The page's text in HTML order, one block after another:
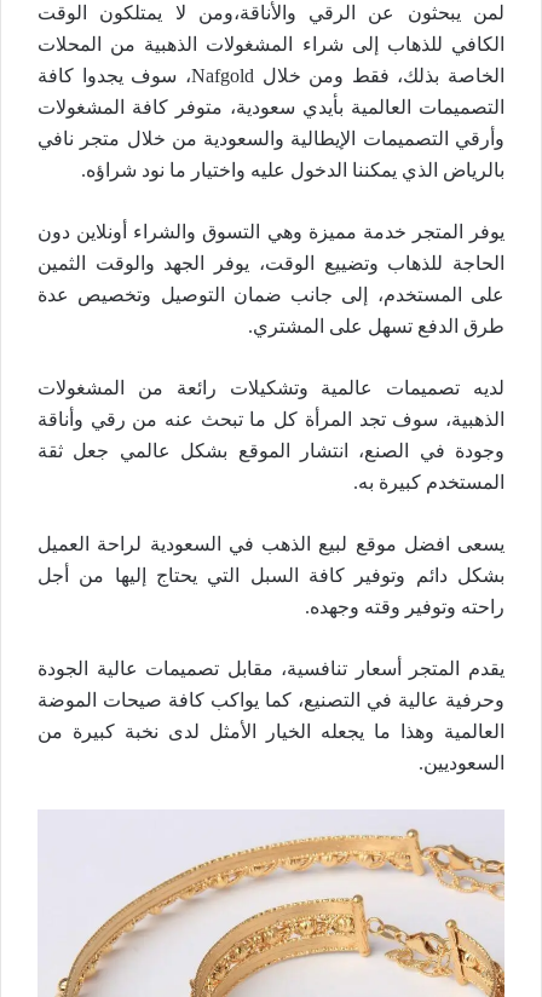
لمن يبحثون عن الرقي والأناقة،ومن لا يمتلكون الوقت
الكافي للذهاب إلى شراء المشغولات الذهبية من المحلات
الخاصة بذلك، فقط ومن خلال Nafgold، سوف يجدوا كافة
التصميمات العالمية بأيدي سعودية، متوفر كافة المشغولات
وأرقي التصميمات الإيطالية والسعودية من خلال متجر نافي
بالرياض الذي يمكننا الدخول عليه واختيار ما نود شراؤه.
يوفر المتجر خدمة مميزة وهي التسوق والشراء أونلاين دون
الحاجة للذهاب وتضييع الوقت، يوفر الجهد والوقت الثمين
على المستخدم، إلى جانب ضمان التوصيل وتخصيص عدة
طرق الدفع تسهل على المشتري.
لديه تصميمات عالمية وتشكيلات رائعة من المشغولات
الذهبية، سوف تجد المرأة كل ما تبحث عنه من رقي وأناقة
وجودة في الصنع، انتشار الموقع بشكل عالمي جعل ثقة
المستخدم كبيرة به.
يسعى افضل موقع لبيع الذهب في السعودية لراحة العميل
بشكل دائم وتوفير كافة السبل التي يحتاج إليها من أجل
راحته وتوفير وقته وجهده.
يقدم المتجر أسعار تنافسية، مقابل تصميمات عالية الجودة
وحرفية عالية في التصنيع، كما يواكب كافة صيحات الموضة
العالمية وهذا ما يجعله الخيار الأمثل لدى نخبة كبيرة من
السعوديين.